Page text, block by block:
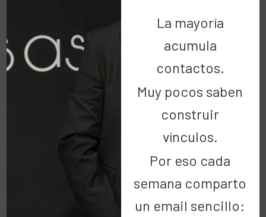
2016
La mayoría
acumula
contactos.
Muy pocos saben
construir
vínculos.
Por eso cada
semana comparto
un email sencillo: